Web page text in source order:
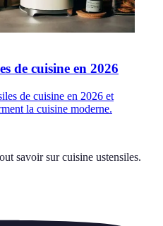
de cuisine en 2026
de cuisine en 2026 et
la cuisine moderne.
savoir sur cuisine ustensiles.